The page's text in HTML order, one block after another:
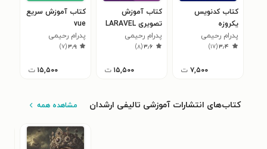
کتاب کدنویس
یکروزه
پدرام رحیمی
گوجانی
۳٫۴(۱۷)
۷,۵۰۰ ت
کتاب آموزش
تصویری LARAVEL
پدرام رحیمی
گوجانی
۳٫۶(۸)
۱۵,۵۰۰ ت
کتاب آموزش سریع
vue
پدرام رحیمی
گوجانی
۳٫۹(۷)
۱۵,۵۰۰ ت
کتاب‌های انتشارات آموزشی تالیفی ارشدان مشاهده همه